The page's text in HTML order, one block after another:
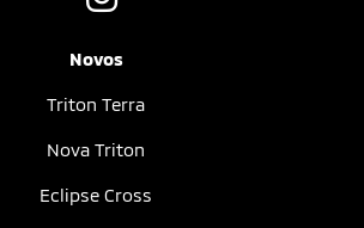
Novos
Triton Terra
Nova Triton
Eclipse Cross